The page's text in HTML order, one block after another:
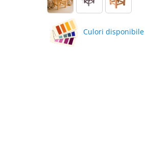
Culori disponibile